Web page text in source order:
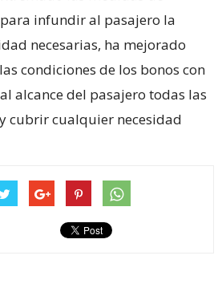
infundir al pasajero la
necesarias, ha mejorado
condiciones de los bonos con
alcance del pasajero todas las
cubrir cualquier necesidad